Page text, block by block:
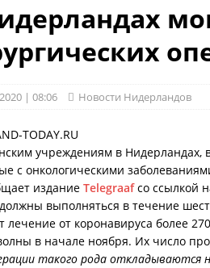
| 08:06 Новости Нидерландов
TODAY.RU
учреждениям в Нидерландах,
с онкологическими
издание Telegraafсо ссылкой
выполняться в течение
лечение от коронавируса более
в начале ноября. Их число
такого рода